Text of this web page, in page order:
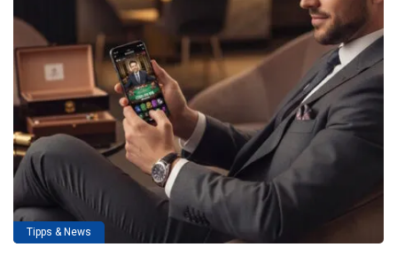
Tipps & News